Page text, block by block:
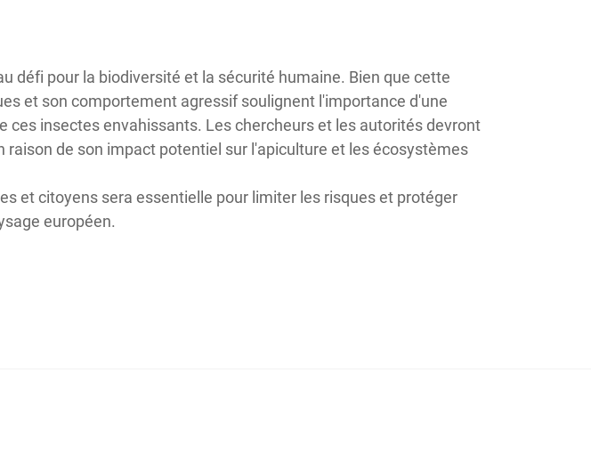
défi pour la biodiversité et la sécurité humaine. Bien que cette
et son comportement agressif soulignent l'importance d'une
insectes envahissants. Les chercheurs et les autorités devront
de son impact potentiel sur l'apiculture et les écosystèmes
et citoyens sera essentielle pour limiter les risques et protéger
européen.